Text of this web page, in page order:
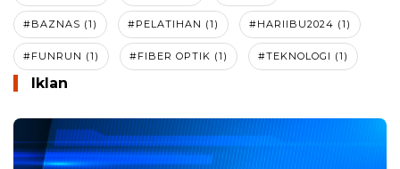
#BAZNAS (1) #PELATIHAN (1) #HARIIBU2024 (1)
#FUNRUN (1) #FIBER OPTIK (1) #TEKNOLOGI (1)
Iklan